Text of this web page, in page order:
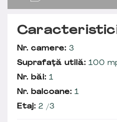
Nr. camere: 3
Suprafață utilă: 100
Nr. băi: 1
Nr. balcoane: 1
Etaj: 2 /3